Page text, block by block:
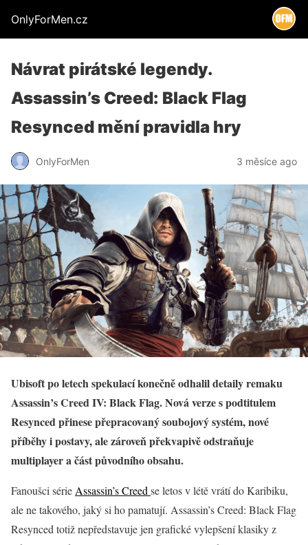
OnlyForMen.cz
Návrat pirátské legendy.
Assassin’s Creed: Black Flag
Resynced mění pravidla hry
OnlyForMen 3 měsíce ago
Ubisoft po letech spekulací konečně odhalil detaily remaku
Assassin’s Creed IV: Black Flag. Nová verze s podtitulem
Resynced přinese přepracovaný soubojový systém, nové
příběhy i postavy, ale zároveň překvapivě odstraňuje
multiplayer a část původního obsahu.
Fanoušci série Assassin’s Creed se letos v létě vrátí do Karibiku,
ale ne takového, jaký si ho pamatují. Assassin’s Creed: Black Flag
Resynced totiž nepředstavuje jen grafické vylepšení klasiky z